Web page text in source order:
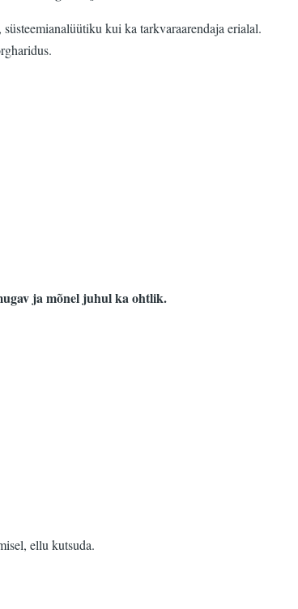
kui ka tarkvaraarendaja erialal.
ja mõnel juhul ka ohtlik.
ellu kutsuda.